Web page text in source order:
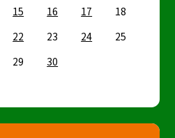
15 16 17
18
22 23 24
25
29 30